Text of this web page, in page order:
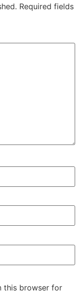
Required fields
this browser for